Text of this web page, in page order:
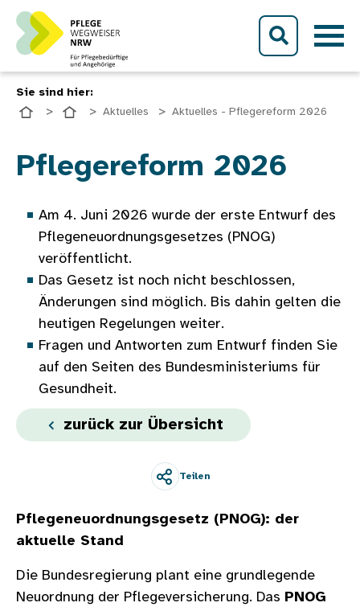
Direkt zum Inhalt
Sie sind hier:
Aktuelles
Aktuelles - Pflegereform 2026
BildPflegereform 2026
Am 4. Juni 2026 wurde der erste Entwurf des
Pflegeneuordnungsgesetzes (PNOG)
veröffentlicht.
Das Gesetz ist noch nicht beschlossen,
Änderungen sind möglich. Bis dahin gelten die
heutigen Regelungen weiter.
Fragen und Antworten zum Entwurf finden Sie
auf den Seiten des Bundesministeriums für
Gesundheit.
zurück zur Übersicht
Teilen
Pflegeneuordnungsgesetz (PNOG): der
aktuelle Stand
Die Bundesregierung plant eine grundlegende
Neuordnung der Pflegeversicherung. Das PNOG